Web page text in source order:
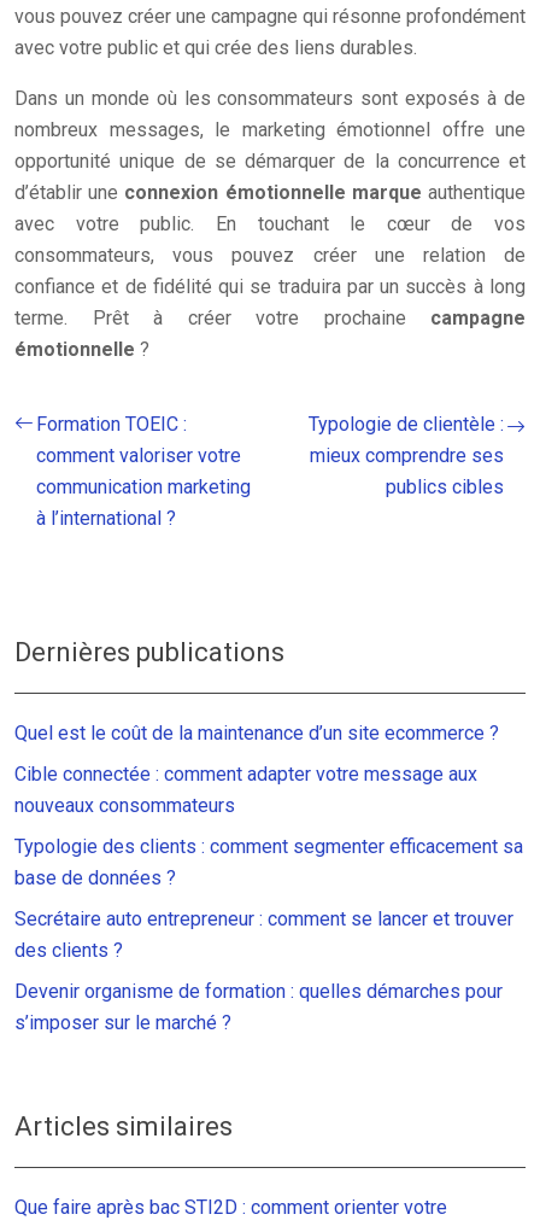
vous pouvez créer une campagne qui résonne profondément
avec votre public et qui crée des liens durables.
Dans un monde où les consommateurs sont exposés à de
nombreux messages, le marketing émotionnel offre une
opportunité unique de se démarquer de la concurrence et
d’établir une connexion émotionnelle marqueauthentique
avec votre public. En touchant le cœur de vos
consommateurs, vous pouvez créer une relation de
confiance et de fidélité qui se traduira par un succès à long
terme. Prêt à créer votre prochaine campagne
émotionnelle ?
Formation TOEIC :
comment valoriser votre
communication marketing
à l’international ?
Typologie de clientèle :
mieux comprendre ses
publics cibles
Dernières publications
Quel est le coût de la maintenance d’un site ecommerce ?
Cible connectée : comment adapter votre message aux
nouveaux consommateurs
Typologie des clients : comment segmenter efficacement sa
base de données ?
Secrétaire auto entrepreneur : comment se lancer et trouver
des clients ?
Devenir organisme de formation : quelles démarches pour
s’imposer sur le marché ?
Articles similaires
Que faire après bac STI2D : comment orienter votre